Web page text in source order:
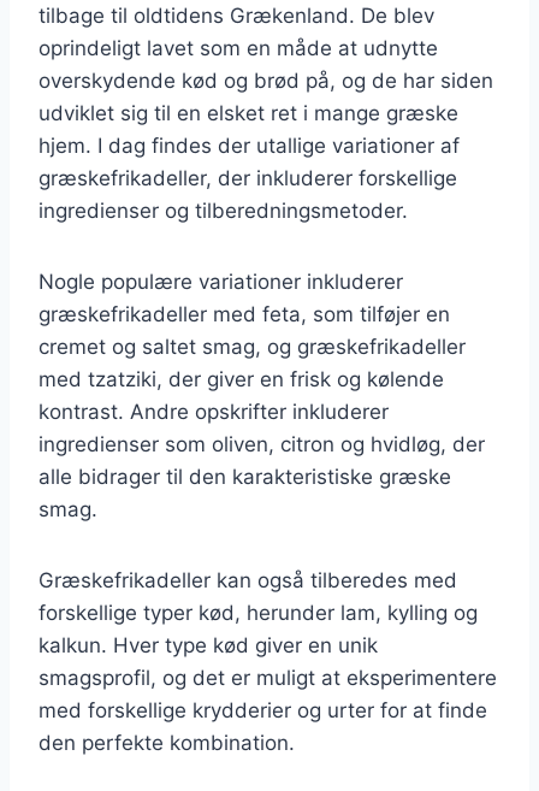
tilbage til oldtidens Grækenland. De blev
oprindeligt lavet som en måde at udnytte
overskydende kød og brød på, og de har siden
udviklet sig til en elsket ret i mange græske
hjem. I dag findes der utallige variationer af
græskefrikadeller, der inkluderer forskellige
ingredienser og tilberedningsmetoder.
Nogle populære variationer inkluderer
græskefrikadeller med feta, som tilføjer en
cremet og saltet smag, og græskefrikadeller
med tzatziki, der giver en frisk og kølende
kontrast. Andre opskrifter inkluderer
ingredienser som oliven, citron og hvidløg, der
alle bidrager til den karakteristiske græske
smag.
Græskefrikadeller kan også tilberedes med
forskellige typer kød, herunder lam, kylling og
kalkun. Hver type kød giver en unik
smagsprofil, og det er muligt at eksperimentere
med forskellige krydderier og urter for at finde
den perfekte kombination.